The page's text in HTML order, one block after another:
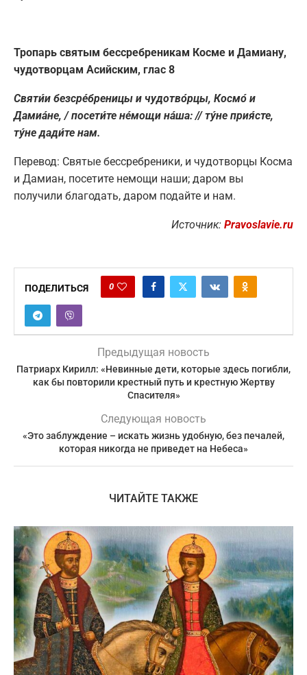
Тропарь святым бессребреникам Косме и Дамиану,
чудотворцам Асийским, глас 8
Святи́и безсре́бреницы и чудотво́рцы, Космо́ и
Дамиа́не, / посети́те не́мощи на́ша: // ту́не прия́сте,
ту́не дади́те нам.
Перевод: Святые бессребреники, и чудотворцы Косма
и Дамиан, посетите немощи наши; даром вы
получили благодать, даром подайте и нам.
Источник: Pravoslavie.ru
ПОДЕЛИТЬСЯ 0
Предыдущая новость
Патриарх Кирилл: «Невинные дети, которые здесь погибли,
как бы повторили крестный путь и крестную Жертву
Спасителя»
Следующая новость
«Это заблуждение – искать жизнь удобную, без печалей,
которая никогда не приведет на Небеса»
ЧИТАЙТЕ ТАКЖЕ